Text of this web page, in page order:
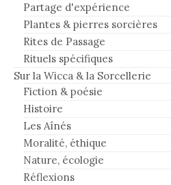
Partage d'expérience
Plantes & pierres sorcières
Rites de Passage
Rituels spécifiques
Sur la Wicca & la Sorcellerie
Fiction & poésie
Histoire
Les Aînés
Moralité, éthique
Nature, écologie
Réflexions